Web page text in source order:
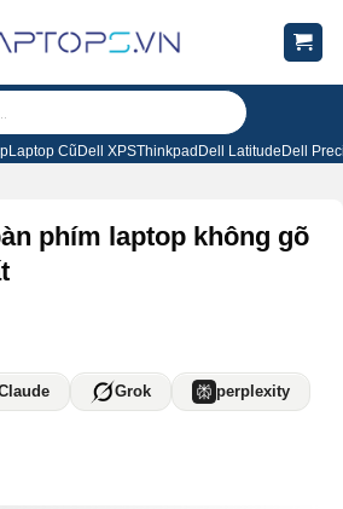
Laptop Cũ Dell XPSThinkpad Dell Latitude Dell
phím laptop không gõ
Grok perplexity